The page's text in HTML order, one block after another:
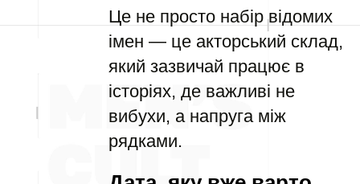
Це не просто набір відомих
імен — це акторський склад,
який зазвичай працює в
історіях, де важливі не
вибухи, а напруга між
рядками.